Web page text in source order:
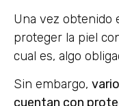
Una vez obtenido
proteger la piel
cual es, algo
Sin embargo,
cuentan con